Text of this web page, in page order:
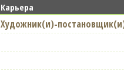
Карьера
Художник(и)-